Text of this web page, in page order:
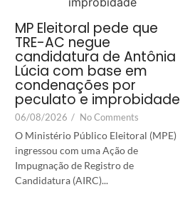
MP Eleitoral pede que
TRE-AC negue
candidatura de Antônia
Lúcia com base em
condenações por
peculato e improbidade
06/08/2026 / No Comments
O Ministério Público Eleitoral (MPE)
ingressou com uma Ação de
Impugnação de Registro de
Candidatura (AIRC)...